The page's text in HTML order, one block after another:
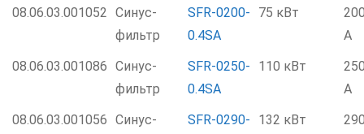
08.06.03.001052 Синус-
фильтр
SFR-0200-
0.4SA
75 кВт
А
08.06.03.001086 Синус-
фильтр
SFR-0250-
0.4SA
110 кВт
А
08.06.03.001056 Синус-
SFR-0290-
132 кВт